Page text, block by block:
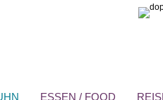
ESSEN / FOOD